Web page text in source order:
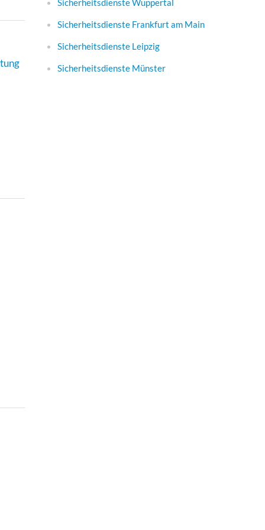
Sicherheitsdienste Wuppertal
Sicherheitsdienste Frankfurt am Main
Sicherheitsdienste Leipzig
Sicherheitsdienste Münster